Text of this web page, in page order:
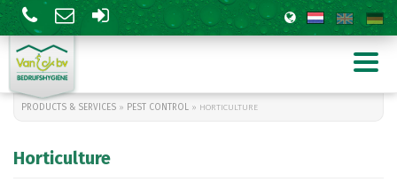
PRODUCTS & SERVICES » PEST CONTROL » HORTICULTURE
Horticulture